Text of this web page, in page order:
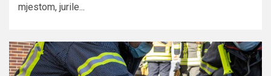
mjestom, jurile...